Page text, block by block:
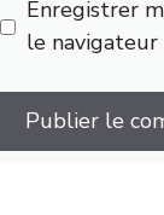
Enregistrer
le navigateur